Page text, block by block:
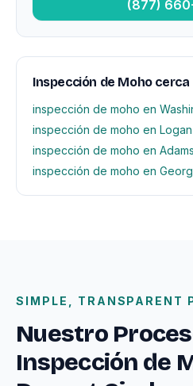
(877)
Inspección de Moho cerca
inspección de moho en
inspección de moho en
inspección de moho en
inspección de moho en
SIMPLE, TRANSPARENT
Nuestro
Inspección de